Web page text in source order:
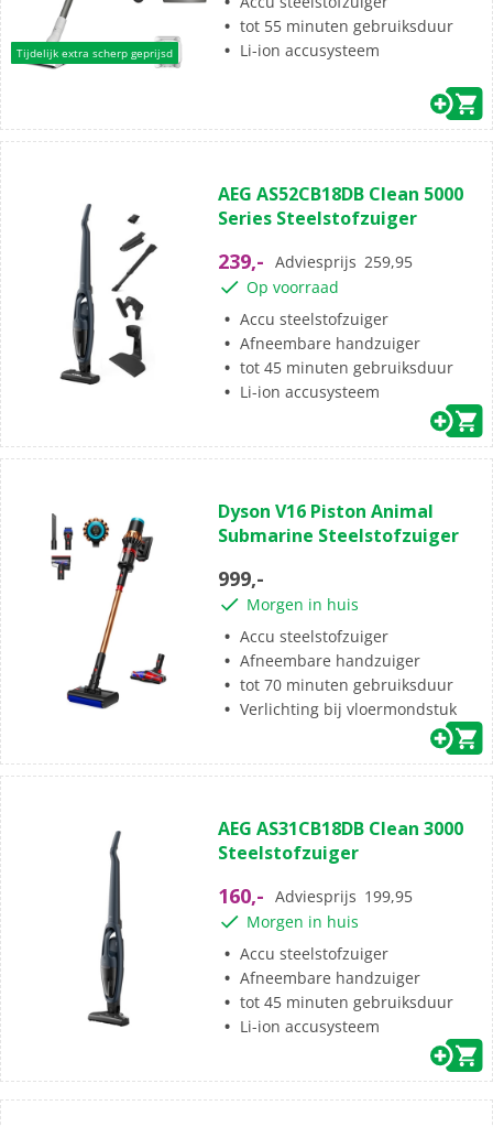
Tijdelijk extra scherp geprijsd
tot 55 minuten gebruiksduur
Li-ion accusysteem
van
de
sterren.
11
beoordelingen
AEG AS52CB18DB Clean 5000
Series Steelstofzuiger
239,- Adviesprijs 259,95
Op voorraad
Accu steelstofzuiger
Afneembare handzuiger
tot 45 minuten gebruiksduur
Li-ion accusysteem
van
de
sterren.
30
beoordelingen
Dyson V16 Piston Animal
Submarine Steelstofzuiger
999,-
Morgen in huis
Accu steelstofzuiger
Afneembare handzuiger
tot 70 minuten gebruiksduur
Verlichting bij vloermondstuk
van
de
sterren.
5
beoordelingen
AEG AS31CB18DB Clean 3000
Steelstofzuiger
160,- Adviesprijs 199,95
Morgen in huis
Accu steelstofzuiger
Afneembare handzuiger
tot 45 minuten gebruiksduur
Li-ion accusysteem